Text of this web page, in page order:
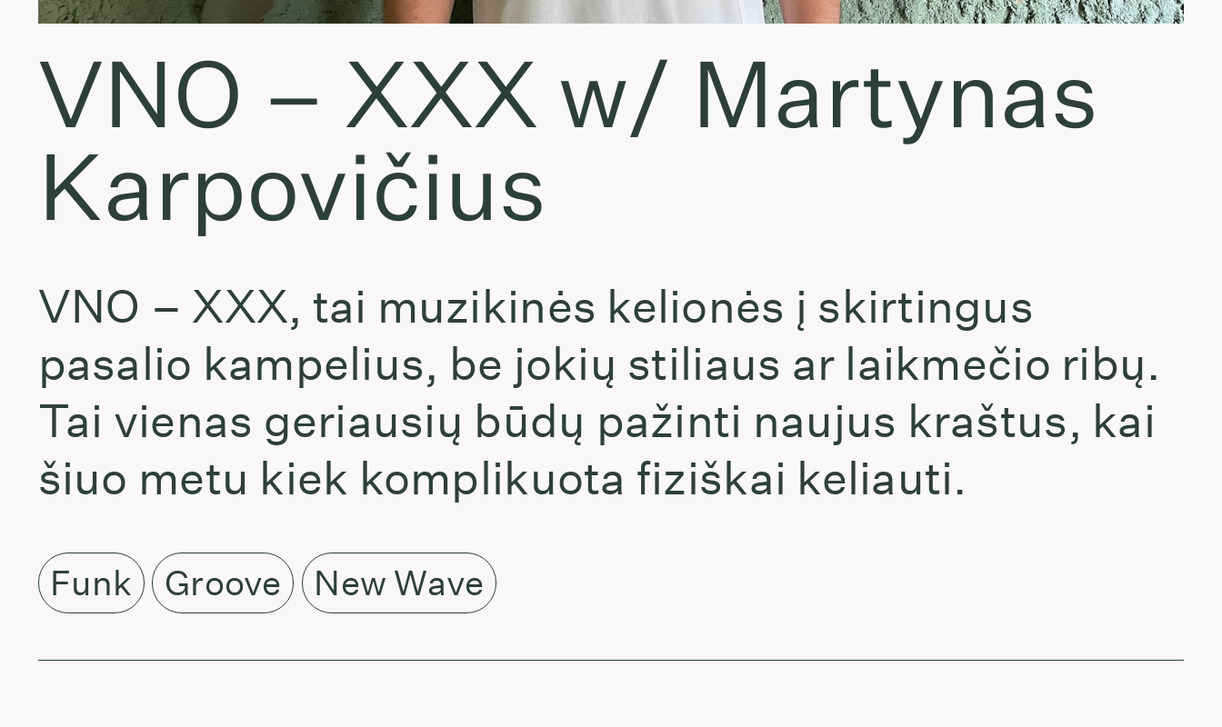
VNO – XXX w/ Martynas
Karpovičius
VNO – XXX, tai muzikinės kelionės į skirtingus
pasalio kampelius, be jokių stiliaus ar laikmečio ribų.
Tai vienas geriausių būdų pažinti naujus kraštus, kai
šiuo metu kiek komplikuota fiziškai keliauti.
Funk Groove New Wave